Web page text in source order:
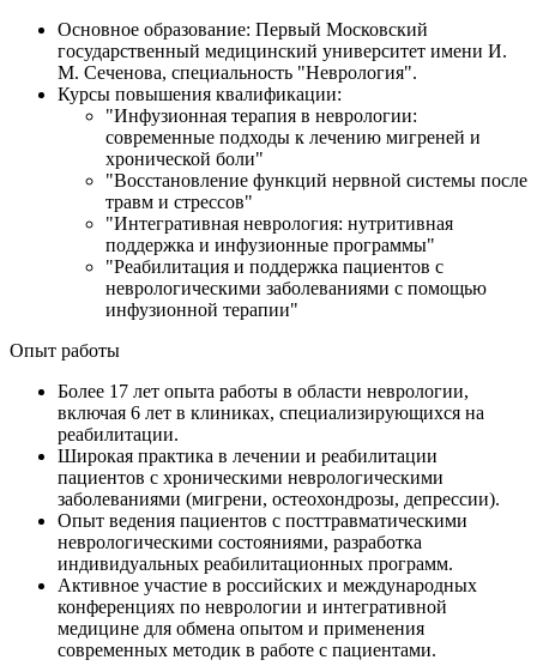
Основное образование: Первый Московский
государственный медицинский университет имени И.
М. Сеченова, специальность "Неврология".
Курсы повышения квалификации:
"Инфузионная терапия в неврологии:
современные подходы к лечению мигреней и
хронической боли"
"Восстановление функций нервной системы после
травм и стрессов"
"Интегративная неврология: нутритивная
поддержка и инфузионные программы"
"Реабилитация и поддержка пациентов с
неврологическими заболеваниями с помощью
инфузионной терапии"
Опыт работы
Более 17 лет опыта работы в области неврологии,
включая 6 лет в клиниках, специализирующихся на
реабилитации.
Широкая практика в лечении и реабилитации
пациентов с хроническими неврологическими
заболеваниями (мигрени, остеохондрозы, депрессии).
Опыт ведения пациентов с посттравматическими
неврологическими состояниями, разработка
индивидуальных реабилитационных программ.
Активное участие в российских и международных
конференциях по неврологии и интегративной
медицине для обмена опытом и применения
современных методик в работе с пациентами.